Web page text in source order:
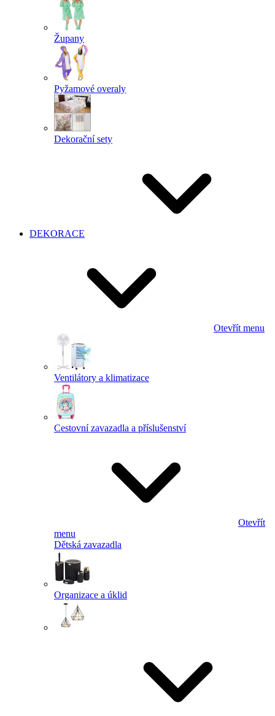
Župany
Pyžamové overaly
Dekorační sety
DEKORACE
Otevřít menu
Ventilátory a klimatizace
Cestovní zavazadla a příslušenství
Otevřít
menu
Dětská zavazadla
Organizace a úklid